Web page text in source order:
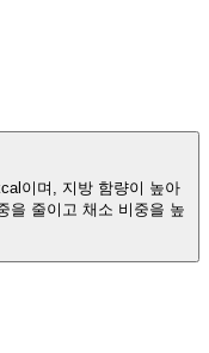
이며, 지방 함량이 높아
을 줄이고 채소 비중을 높